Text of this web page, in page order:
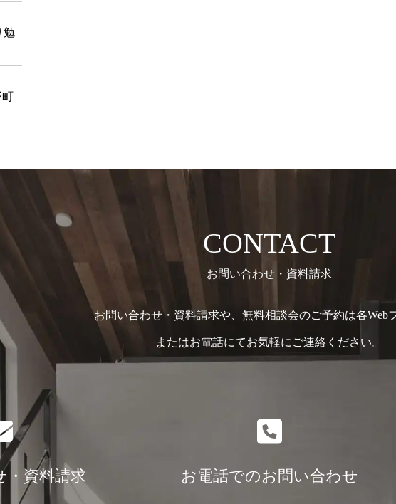
勉
町
CONTACT
お問い合わせ・資料請求
お問い合わせ・資料請求や、無料相談会のご予約は各Web
またはお電話にてお気軽にご連絡ください。
・資料請求 お電話でのお問い合わせ